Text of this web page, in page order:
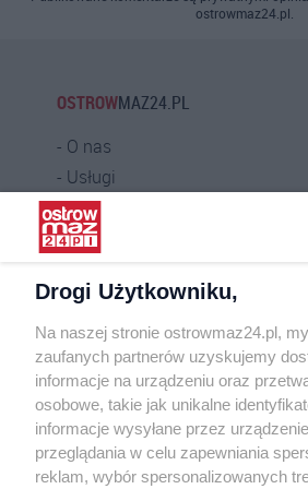
ostrowmaz24.pl.
OSTROWMAZ24.PL
O nas
Usługi
Praca
Warunki korzystania
Kontakt
INFORMATOR
Bankomaty
Msze święte
Nocna pomoc lekarska
Taxi
Drogi Użytkowniku,
Na naszej stronie ostrowmaz24.pl,
zaufanych partnerów uzyskujemy
informacje na urządzeniu oraz
osobowe, takie jak unikalne
informacje wysyłane przez
przeglądania w celu zapewniania
reklam, wybór spersonalizowanych